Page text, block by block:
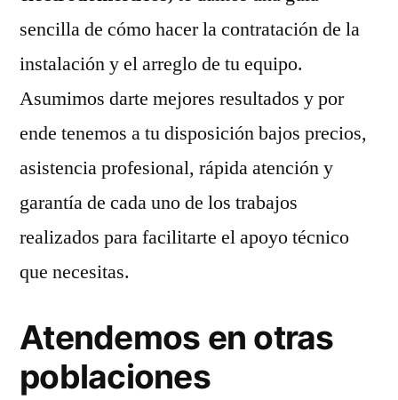
sencilla de cómo hacer la contratación de la
instalación y el arreglo de tu equipo.
Asumimos darte mejores resultados y por
ende tenemos a tu disposición bajos precios,
asistencia profesional, rápida atención y
garantía de cada uno de los trabajos
realizados para facilitarte el apoyo técnico
que necesitas.
Atendemos en otras
poblaciones